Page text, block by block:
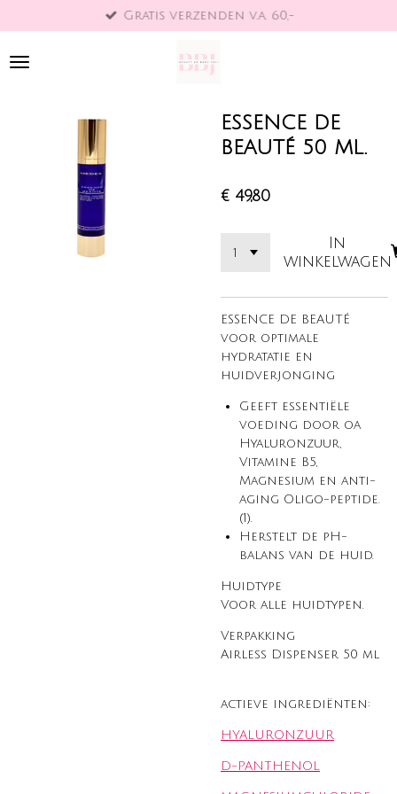
direct
naar
de
Gratis verzenden v.a. 60,-
ESSENCE DE
BEAUTÉ 50 ML.
€ 49,80
In
winkelwagen
ESSENCE DE BEAUTÉ
voor optimale
hydratatie en
huidverjonging
Geeft essentiële
voeding door oa
Hyaluronzuur,
Vitamine B5,
Magnesium en anti-
aging Oligo-peptide.
(1).
Herstelt de pH-
balans van de huid.
Huidtype
Voor alle huidtypen.
Verpakking
Airless Dispenser 50 ml
actieve ingrediënten:
HYALURONZUUR
D-PANTHENOL